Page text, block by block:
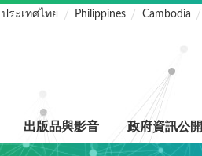
ประเทศไทย Philippines Cambodia
出版品與影音 政府資訊公開